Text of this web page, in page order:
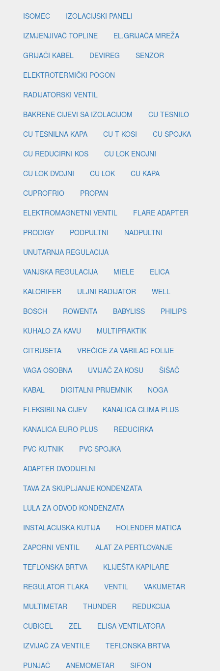
ISOMEC
IZOLACIJSKI PANELI
IZMJENJIVAČ TOPLINE
EL.GRIJAČA MREŽA
GRIJAČI KABEL
DEVIREG
SENZOR
ELEKTROTERMIČKI POGON
RADIJATORSKI VENTIL
BAKRENE CIJEVI SA IZOLACIJOM
CU TESNILO
CU TESNILNA KAPA
CU T KOSI
CU SPOJKA
CU REDUCIRNI KOS
CU LOK ENOJNI
CU LOK DVOJNI
CU LOK
CU KAPA
CUPROFRIO
PROPAN
ELEKTROMAGNETNI VENTIL
FLARE ADAPTER
PRODIGY
PODPULTNI
NADPULTNI
UNUTARNJA REGULACIJA
VANJSKA REGULACIJA
MIELE
ELICA
KALORIFER
ULJNI RADIJATOR
WELL
BOSCH
ROWENTA BABYLISS
PHILIPS
KUHALO ZA KAVU
MULTIPRAKTIK
CITRUSETA
VREĆICE ZA VARILAC FOLIJE
VAGA OSOBNA
UVIJAČ ZA KOSU
ŠIŠAČ
KABAL
DIGITALNI PRIJEMNIK
NOGA
FLEKSIBILNA CIJEV
KANALICA CLIMA PLUS
KANALICA EURO PLUS
REDUCIRKA
PVC KUTNIK
PVC SPOJKA
ADAPTER DVODIJELNI
TAVA ZA SKUPLJANJE KONDENZATA
LULA ZA ODVOD KONDENZATA
INSTALACIJSKA KUTIJA
HOLENDER MATICA
ZAPORNI VENTIL
ALAT ZA PERTLOVANJE
TEFLONSKA BRTVA
KLIJEŠTA KAPILARE
REGULATOR TLAKA
VENTIL
VAKUMETAR
MULTIMETAR
THUNDER
REDUKCIJA
CUBIGEL
ZEL
ELISA VENTILATORA
IZVIJAČ ZA VENTILE
TEFLONSKA BRTVA
PUNJAČ
ANEMOMETAR
SIFON